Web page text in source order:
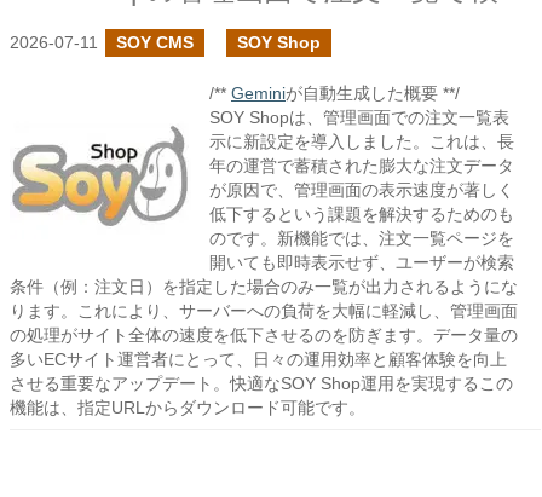
2026-07-11 SOY CMS SOY Shop
/** Geminiが自動生成した概要 **/
SOY Shopは、管理画面での注文一覧表
示に新設定を導入しました。これは、長
年の運営で蓄積された膨大な注文データ
が原因で、管理画面の表示速度が著しく
低下するという課題を解決するためのも
のです。新機能では、注文一覧ページを
開いても即時表示せず、ユーザーが検索
条件（例：注文日）を指定した場合のみ一覧が出力されるようにな
ります。これにより、サーバーへの負荷を大幅に軽減し、管理画面
の処理がサイト全体の速度を低下させるのを防ぎます。データ量の
多いECサイト運営者にとって、日々の運用効率と顧客体験を向上
させる重要なアップデート。快適なSOY Shop運用を実現するこの
機能は、指定URLからダウンロード可能です。